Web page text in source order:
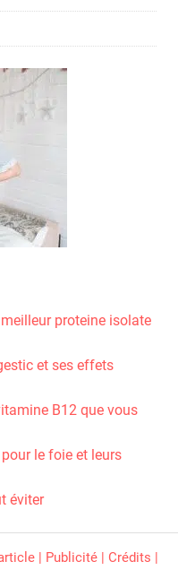
proteine isolate
et ses effets
B12 que vous
le foie et leurs
éviter
| Publicité | Crédits |